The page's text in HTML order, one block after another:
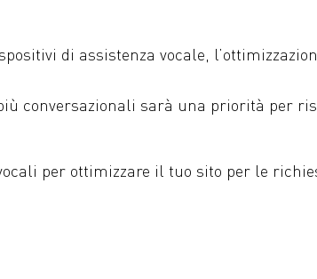
di assistenza vocale,
conversazionali sarà una priorità per
per ottimizzare il tuo sito per le